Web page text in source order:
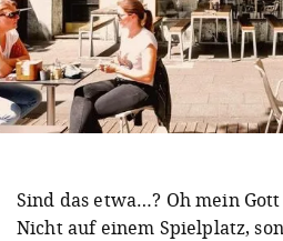
Sind das etwa…? Oh mein
Nicht auf einem Spielplatz,